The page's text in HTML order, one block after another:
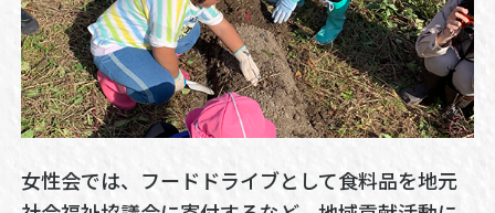
女性会では、フードドライブとして食料品を地元